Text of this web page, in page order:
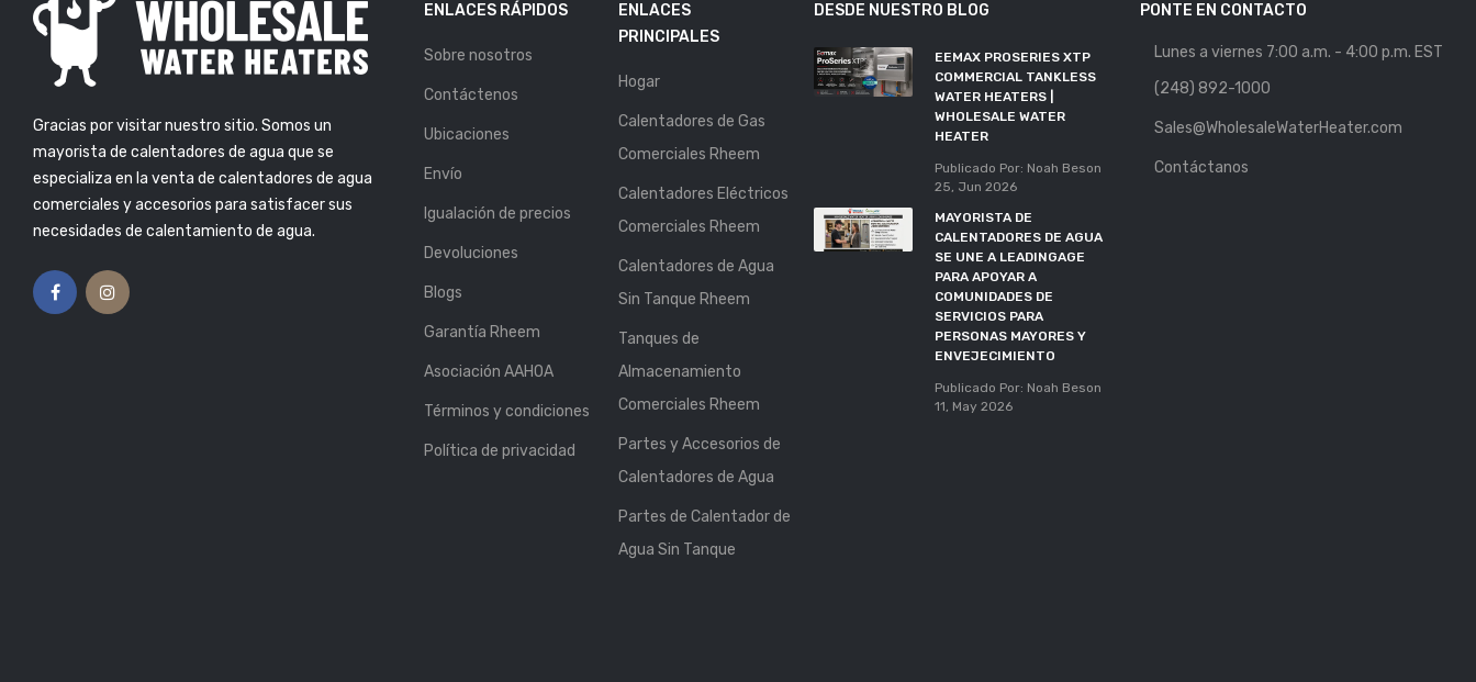
Gracias por visitar nuestro sitio. Somos un
mayorista de calentadores de agua que se
especializa en la venta de calentadores de agua
comerciales y accesorios para satisfacer sus
necesidades de calentamiento de agua.
ENLACES RÁPIDOS
Sobre nosotros
Contáctenos
Ubicaciones
Envío
Igualación de precios
Devoluciones
Blogs
Garantía Rheem
Asociación AAHOA
Términos y condiciones
Política de privacidad
ENLACES
PRINCIPALES
Hogar
Calentadores de Gas
Comerciales Rheem
Calentadores Eléctricos
Comerciales Rheem
Calentadores de Agua
Sin Tanque Rheem
Tanques de
Almacenamiento
Comerciales Rheem
Partes y Accesorios de
Calentadores de Agua
Partes de Calentador de
Agua Sin Tanque
DESDE NUESTRO BLOG
PARA
VIDA ÚTIL DE
Atlas
Mar 2019
SUFICIENTE
AQUÍ TE
Atlas
Mar 2019
SI VES ESTAS 5 SEÑALES,
ES HORA DE REEMPLAZAR
TU CALENTADOR DE AGUA
Publicado Por: Atlas
Plumbing 25, Feb 2019
5 CONSEJOS PARA
COMPRAR EL CALENTADOR
EEMAX PROSERIES XTP
COMMERCIAL TANKLESS
WATER HEATERS |
WHOLESALE WATER
HEATER
Publicado Por: Noah Beson
25, Jun 2026
MAYORISTA DE
CALENTADORES DE AGUA
SE UNE A LEADINGAGE
PARA APOYAR A
COMUNIDADES DE
SERVICIOS PARA
PERSONAS MAYORES Y
ENVEJECIMIENTO
Publicado Por: Noah Beson
11, May 2026
MAYORISTA DE
PONTE EN CONTACTO
Lunes a viernes 7:00 a.m. - 4:00 p.m. EST
(248) 892-1000
Sales@WholesaleWaterHeater.com
Contáctanos